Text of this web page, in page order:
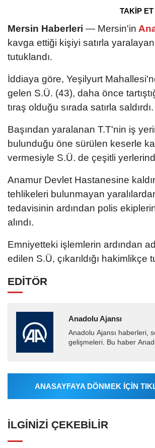
TAKİP ET
Mersin Haberleri — Mersin'in
kavga ettiği kişiyi satırla
tutuklandı.
İddiaya göre, Yeşilyurt
gelen S.Ü. (43), daha önce
tıraş olduğu sırada satırla saldırdı.
Başından yaralanan T.T'nin iş
bulunduğu öne sürülen keserle
vermesiyle S.Ü. de çeşitli
Anamur Devlet Hastanesine
tehlikeleri bulunmayan
tedavisinin ardından polis
alındı.
Emniyetteki işlemlerin ardından
edilen S.Ü, çıkarıldığı hakimlikçe
EDİTÖR
Anadolu Ajansı
Anadolu Ajansı haberleri,
gelişmeleri. Bu haber
tarafından geçilen tüm...
ANASAYFAYA DÖNMEK İÇİN
İLGINIZI ÇEKEBILIR